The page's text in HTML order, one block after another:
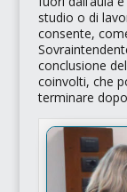
studio o di
consente,
conclusione
coinvolti, che
terminare